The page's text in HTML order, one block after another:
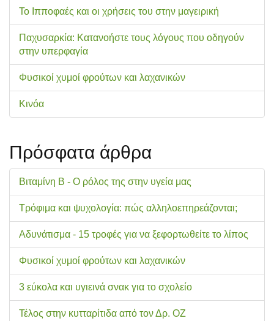
Το Ιπποφαές και οι χρήσεις του στην μαγειρική
Παχυσαρκία: Κατανοήστε τους λόγους που οδηγούν
στην υπερφαγία
Φυσικοί χυμοί φρούτων και λαχανικών
Κινόα
Πρόσφατα άρθρα
Βιταμίνη Β - Ο ρόλος της στην υγεία μας
Τρόφιμα και ψυχολογία: πώς αλληλοεπηρεάζονται;
Αδυνάτισμα - 15 τροφές για να ξεφορτωθείτε το λίπος
Φυσικοί χυμοί φρούτων και λαχανικών
3 εύκολα και υγιεινά σνακ για το σχολείo
Τέλος στην κυτταρίτιδα από τον Δρ. ΟΖ